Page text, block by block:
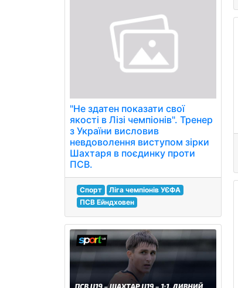
"Не здатен показати свої
якості в Лізі чемпіонів". Тренер
з України висловив
невдоволення виступом зірки
Шахтаря в поєдинку проти
ПСВ.
Спорт
Ліга чемпіонів УЄФА
ПСВ Ейндховен